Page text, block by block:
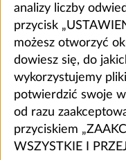
analizy liczby
przycisk
możesz otworzyć
dowiesz się, do
wykorzystujemy
potwierdzić swoje
od razu
przyciskiem
WSZYSTKIE I